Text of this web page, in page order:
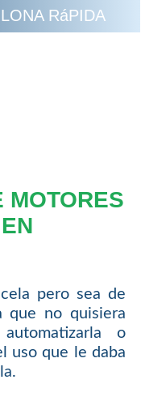
RáPIDA
MOTORES
pero sea de
que no quisiera
o
uso que le daba